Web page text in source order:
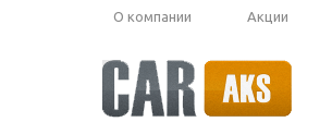
О компании Акции